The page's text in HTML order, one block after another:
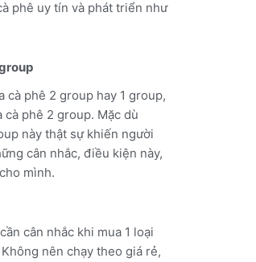
phê uy tín và phát triển như
cà phê 2 group hay 1 group,
phê 2 group. Mặc dù
này thật sự khiến người
cân nhắc, điều kiện này,
mình.
cân nhắc khi mua 1 loại
nên chạy theo giá rẻ,